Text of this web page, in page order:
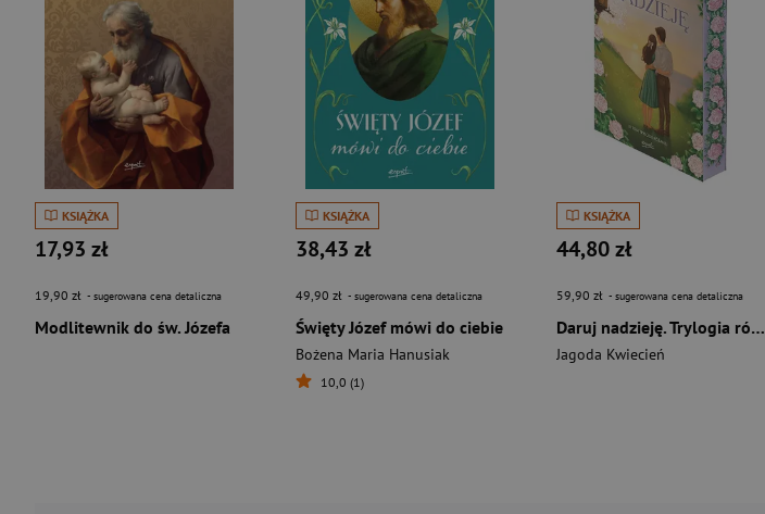
KSIĄŻKA
17,93 zł
19,90 zł - sugerowana cena detaliczna
Modlitewnik do św. Józefa
KSIĄŻKA
38,43 zł
49,90 zł - sugerowana cena detaliczna
Święty Józef mówi do ciebie
Bożena Maria Hanusiak
10,0 (1)
KSIĄŻKA
44,80 zł
59,90 zł - sugerowana cena detaliczna
Daruj nadzieję. Trylogia różana. Tom 3 (ilustrowane brzegi)
Jagoda Kwiecień